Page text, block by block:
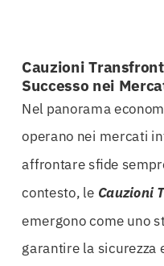
Cauzioni
Successo nei
Nel panorama
operano nei mercati
affrontare sfide
contesto, le Cauzioni
emergono come uno
garantire la sicurezza